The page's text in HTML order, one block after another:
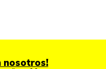
nosotros!